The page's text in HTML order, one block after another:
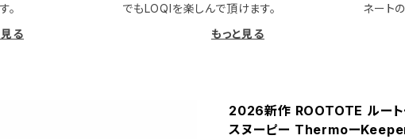
。
る
でもLOQIを楽しんで頂けます。
もっと見る
ネート
2026新作 ROOTOTE ルー
スヌーピー Thermoー